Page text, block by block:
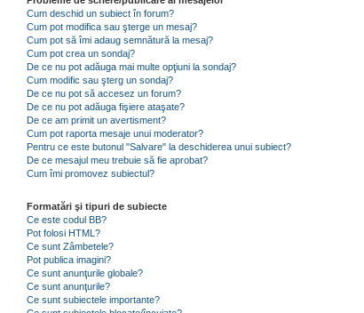
Cum deschid un subiect în forum?
Cum pot modifica sau şterge un mesaj?
Cum pot să îmi adaug semnătură la mesaj?
Cum pot crea un sondaj?
De ce nu pot adăuga mai multe opţiuni la sondaj?
Cum modific sau şterg un sondaj?
De ce nu pot să accesez un forum?
De ce nu pot adăuga fişiere ataşate?
De ce am primit un avertisment?
Cum pot raporta mesaje unui moderator?
Pentru ce este butonul "Salvare" la deschiderea unui subiect?
De ce mesajul meu trebuie să fie aprobat?
Cum îmi promovez subiectul?
Formatări şi tipuri de subiecte
Ce este codul BB?
Pot folosi HTML?
Ce sunt Zâmbetele?
Pot publica imagini?
Ce sunt anunţurile globale?
Ce sunt anunţurile?
Ce sunt subiectele importante?